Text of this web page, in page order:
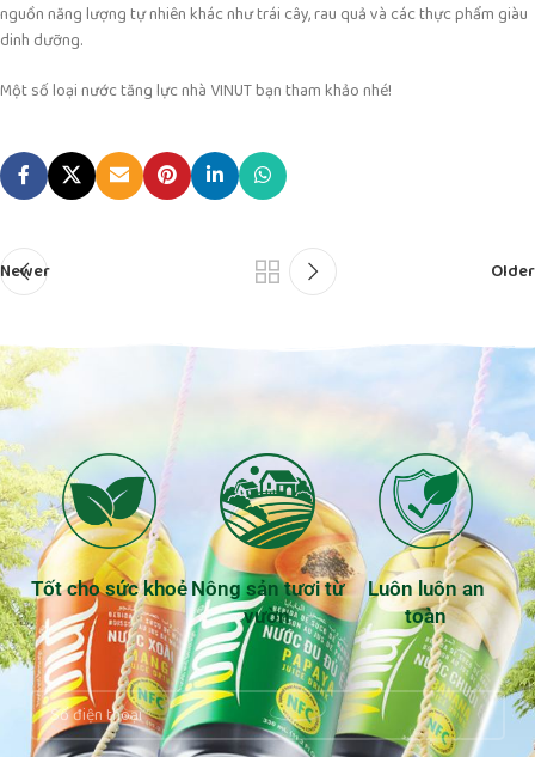
nguồn năng lượng tự nhiên khác như trái cây, rau quả và các thực phẩm giàu
dinh dưỡng.
Một số loại nước tăng lực nhà VINUT bạn tham khảo nhé!
Newer Older
Tốt cho sức khoẻ Nông sản tươi từ
vườn
Luôn luôn an
toàn